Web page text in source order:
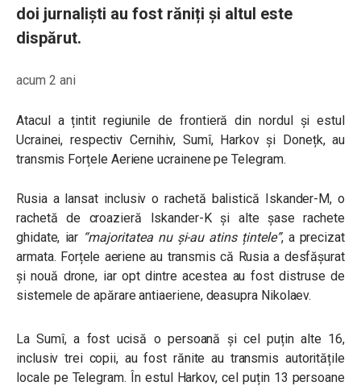
doi jurnaliști au fost răniți și altul este
dispărut.
acum 2 ani
Atacul a țintit regiunile de frontieră din nordul și estul
Ucrainei, respectiv Cernihiv, Sumî, Harkov și Donețk, au
transmis Forțele Aeriene ucrainene pe Telegram.
Rusia a lansat inclusiv o rachetă balistică Iskander-M, o
rachetă de croazieră Iskander-K și alte șase rachete
ghidate, iar “majoritatea nu și-au atins țintele”, a precizat
armata. Forțele aeriene au transmis că Rusia a desfășurat
și nouă drone, iar opt dintre acestea au fost distruse de
sistemele de apărare antiaeriene, deasupra Nikolaev.
La Sumî, a fost ucisă o persoană și cel puțin alte 16,
inclusiv trei copii, au fost rănite au transmis autoritățile
locale pe Telegram. În estul Harkov, cel puțin 13 persoane